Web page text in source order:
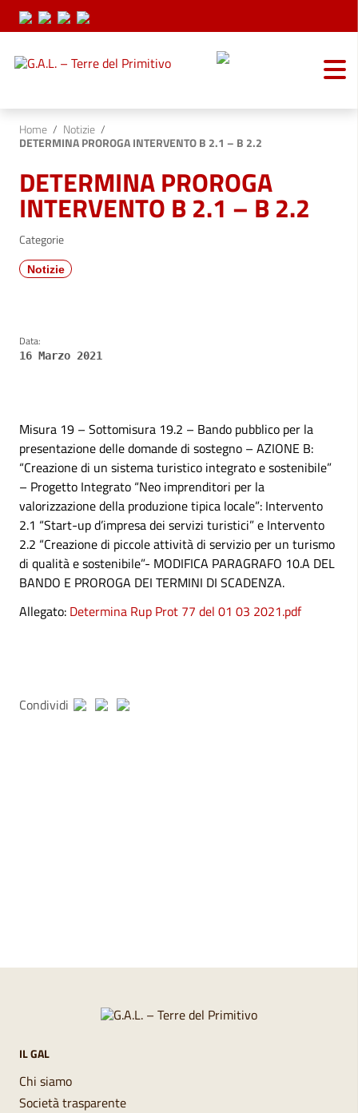
Vai ai contenuti
Vai al menu di navigazione
Vai al footer
Home / Notizie /
DETERMINA PROROGA INTERVENTO B 2.1 – B 2.2
DETERMINA PROROGA
INTERVENTO B 2.1 – B 2.2
Categorie
Notizie
Data:
16 Marzo 2021
Misura 19 – Sottomisura 19.2 – Bando pubblico per la
presentazione delle domande di sostegno – AZIONE B:
“Creazione di un sistema turistico integrato e sostenibile”
– Progetto Integrato “Neo imprenditori per la
valorizzazione della produzione tipica locale”: Intervento
2.1 “Start-up d’impresa dei servizi turistici” e Intervento
2.2 “Creazione di piccole attività di servizio per un turismo
di qualità e sostenibile”- MODIFICA PARAGRAFO 10.A DEL
BANDO E PROROGA DEI TERMINI DI SCADENZA.
Allegato: Determina Rup Prot 77 del 01 03 2021.pdf
Condividi
IL GAL
Chi siamo
Società trasparente